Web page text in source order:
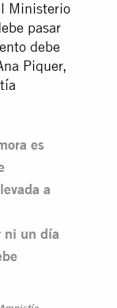
Ministerio
pasar
debe
Piquer,
es
a
ni un día